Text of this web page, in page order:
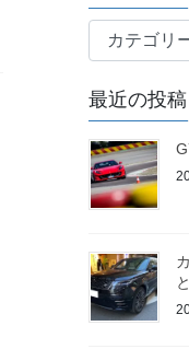
ロ
最近の投稿